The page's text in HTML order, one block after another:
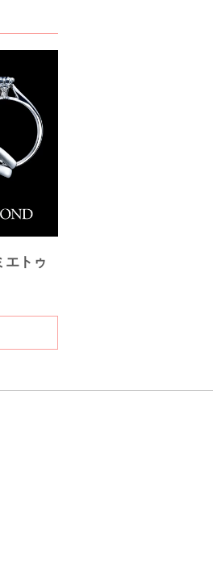
エトゥ